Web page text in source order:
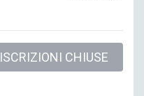
ISCRIZIONI CHIUSE